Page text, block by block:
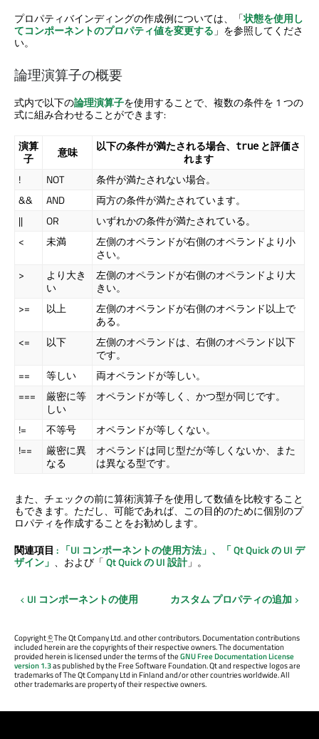
プロパティバインディングの作成例については、「状態を使用し
てコンポーネントのプロパティ値を変更する 」を参照してくださ
い。
論理演算子の概要
式内で以下の論理演算子を使用することで、複数の条件を 1 つの
式に組み合わせることができます:
演算
子
意味 以下の条件が満たされる場合、 true と評価さ
れます
!
NOT
条件が満たされない場合。
&&
AND
両方の条件が満たされています。
||
OR
いずれかの条件が満たされている。
<
未満
左側のオペランドが右側のオペランドより小
さい。
>
より大き
い
左側のオペランドが右側のオペランドより大
きい。
>=
以上
左側のオペランドが右側のオペランド以上で
ある。
<=
以下
左側のオペランドは、右側のオペランド以下
です。
==
等しい
両オペランドが等しい。
===
厳密に等
しい
オペランドが等しく、かつ型が同じです。
!= 不等号
オペランドが等しくない。
!==
厳密に異
なる
オペランドは同じ型だが等しくないか、また
は異なる型です。
また、チェックの前に算術演算子を使用して数値を比較すること
もできます。ただし、可能であれば、この目的のために個別のプ
ロパティを作成することをお勧めします。
関連項目 : 「UI コンポーネントの使用方法」、「Qt Quickの UI デ
ザイン」 、および「Qt Quickの UI 設計」。
UI コンポーネントの使用 カスタム プロパティの追加
Copyright©The Qt Company Ltd. and other contributors. Documentation contributions
included herein are the copyrights of their respective owners. The documentation
provided herein is licensed under the terms of theGNU Free Documentation License
version 1.3as published by the Free Software Foundation. Qt and respective logos are
trademarks of The Qt Company Ltd in Finland and/or other countries worldwide. All
other trademarks are property of their respective owners.